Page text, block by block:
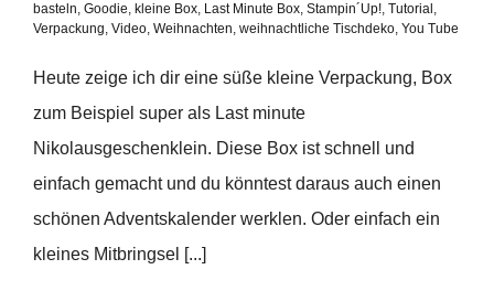
basteln, Goodie, kleine Box, Last Minute Box, Stampin´Up!, Tutorial ,
Verpackung, Video, Weihnachten, weihnachtliche Tischdeko, You Tube
Heute zeige ich dir eine süße kleine Verpackung, Box
zum Beispiel super als Last minute
Nikolausgeschenklein. Diese Box ist schnell und
einfach gemacht und du könntest daraus auch einen
schönen Adventskalender werklen. Oder einfach ein
kleines Mitbringsel [...]